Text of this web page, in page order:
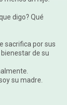
digo? Qué
sacrifica por sus
de su
su madre.